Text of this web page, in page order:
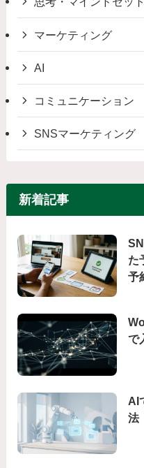
マーケティング
AI
コミュニケーション
SNSマーケティング
新着記事
た
予
で
AI
法